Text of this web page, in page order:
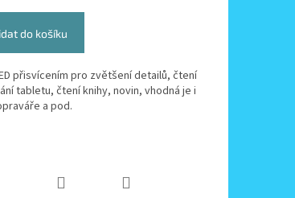
do košíku
přisvícením pro zvětšení detailů, čtení
tabletu, čtení knihy, novin, vhodná je i
a pod.